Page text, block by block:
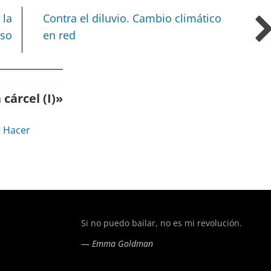
la
Contra el diluvio. Cambio climático
en red
cárcel (I)»
Hacer
Si no puedo bailar, no es mi revolución.
— Emma Goldman